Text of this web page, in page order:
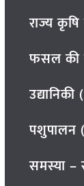
राज्य
फसल की
पशुपालन
समस्या